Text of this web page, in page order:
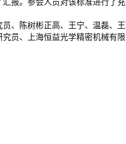
。参会人员对该标准进行了
陈树彬正高、王宁、温磊、
员、上海恒益光学精密机械